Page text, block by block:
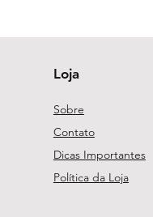
Loja
Sobre
Contato
Dicas Importantes
Política da Loja